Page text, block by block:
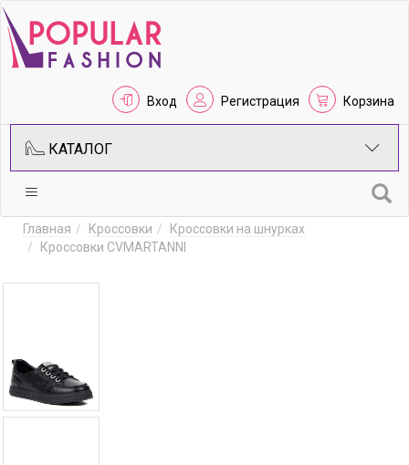
Вход Регистрация Корзина
КАТАЛОГ
Главная Кроссовки
Кроссовки на шнурках
Кроссовки CVMARTANNI